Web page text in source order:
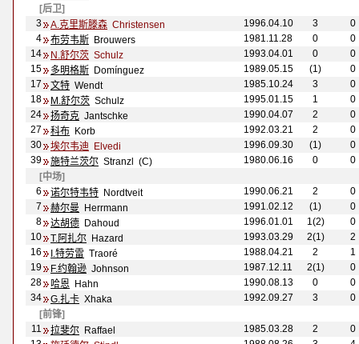
[后卫]
3
A.克里斯滕森 Christensen 1996.04.10 3
0
4
布劳韦斯 Brouwers 1981.11.28 0
0
14
N.舒尔茨 Schulz 1993.04.01 0
0
15
多明格斯 Domínguez 1989.05.15 (1)
0
17
文特 Wendt 1985.10.24 3
0
18
M.舒尔茨 Schulz 1995.01.15 1
0
24
扬奇克 Jantschke 1990.04.07 2
0
27
科布 Korb 1992.03.21 2
0
30
埃尔韦迪 Elvedi 1996.09.30 (1)
0
39
施特兰茨尔 Stranzl (C) 1980.06.16 0
0
[中场]
6
诺尔特韦特 Nordtveit 1990.06.21 2
0
7
赫尔曼 Herrmann 1991.02.12 (1)
0
8
达胡德 Dahoud 1996.01.01 1(2)
0
10
T.阿扎尔 Hazard 1993.03.29 2(1)
2
16
I.特劳雷 Traoré 1988.04.21 2
1
19
F.约翰逊 Johnson 1987.12.11 2(1)
0
28
哈恩 Hahn 1990.08.13 0
0
34
G.扎卡 Xhaka 1992.09.27 3
0
[前锋]
11
拉斐尔 Raffael 1985.03.28 2
0